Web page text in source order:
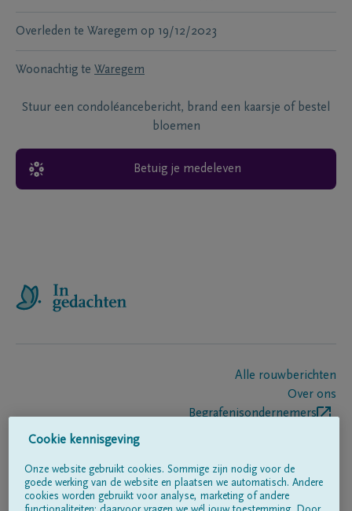
Overleden te Waregem op 19/12/2023
Woonachtig te Waregem
Stuur een condoléancebericht, brand een kaarsje of bestel
bloemen
Betuig je medeleven
Alle rouwberichten
Over ons
Begrafenisondernemers
Volg ons op
Cookie kennisgeving
Onze website gebruikt cookies. Sommige zijn nodig voor de
goede werking van de website en plaatsen we automatisch. Andere
cookies worden gebruikt voor analyse, marketing of andere